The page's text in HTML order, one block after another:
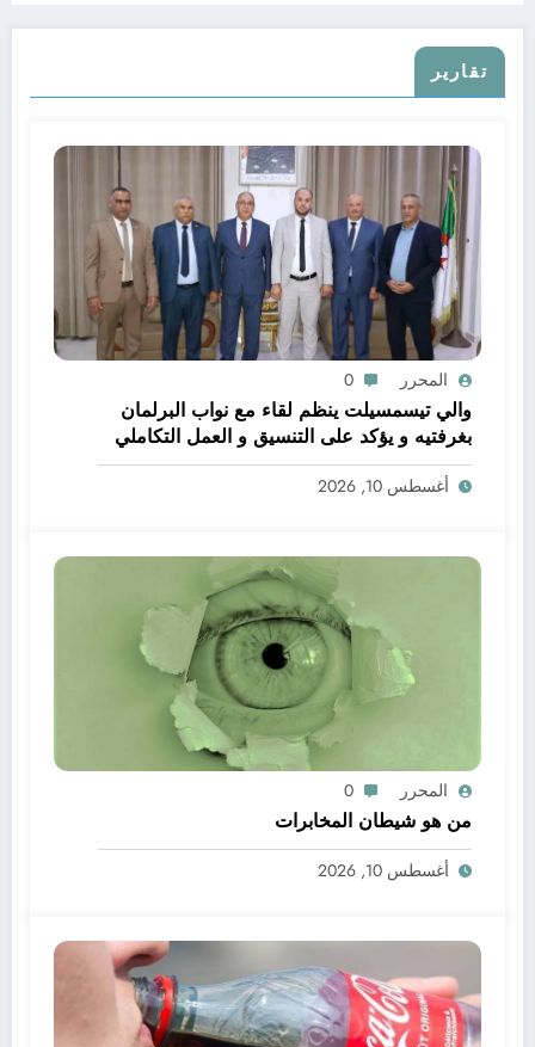
تقارير
المحرر 0
والي تيسمسيلت ينظم لقاء مع نواب البرلمان
بغرفتيه و يؤكد على التنسيق و العمل التكاملي
خدمة للتنمية و المواطن
أغسطس 10, 2026
المحرر 0
من هو شيطان المخابرات
أغسطس 10, 2026